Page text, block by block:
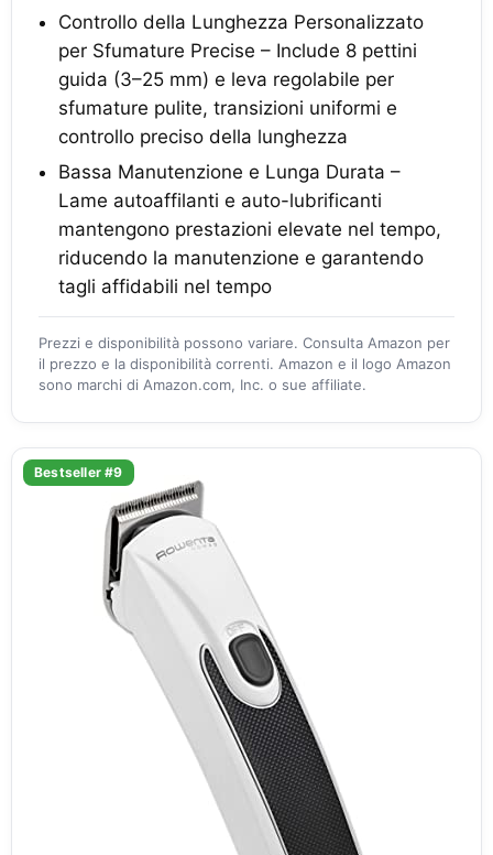
Controllo della Lunghezza Personalizzato
per Sfumature Precise – Include 8 pettini
guida (3–25 mm) e leva regolabile per
sfumature pulite, transizioni uniformi e
controllo preciso della lunghezza
Bassa Manutenzione e Lunga Durata –
Lame autoaffilanti e auto-lubrificanti
mantengono prestazioni elevate nel tempo,
riducendo la manutenzione e garantendo
tagli affidabili nel tempo
Prezzi e disponibilità possono variare. Consulta Amazon per
il prezzo e la disponibilità correnti. Amazon e il logo Amazon
sono marchi di Amazon.com, Inc. o sue affiliate.
Bestseller #9